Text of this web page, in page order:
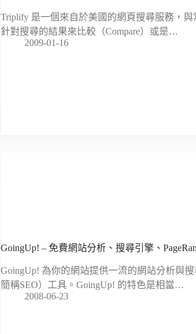
Triplify 是一個來自於美國的網頁搜尋服務，
針對搜尋的結果來比較（Compare）或是…
2009-01-16
GoingUp! – 免費網站分析、搜尋引擎、
GoingUp! 為你的網站提供一流的網站分析與搜
簡稱SEO）工具。GoingUp! 的特色是相當…
2008-06-23